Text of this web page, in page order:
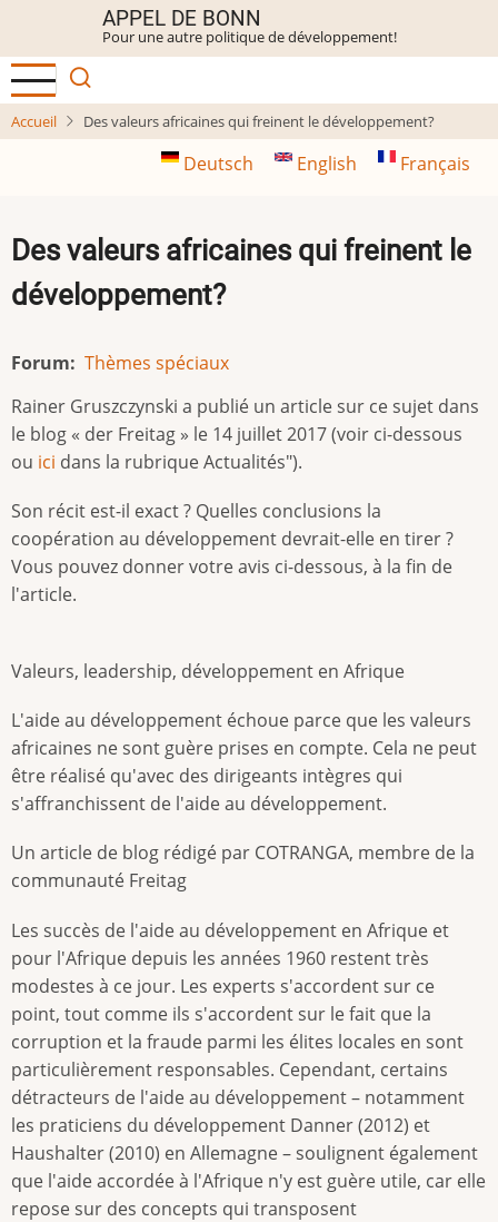
contenu
principal
APPEL DE BONN
Pour une autre politique de développement!
Accueil Des valeurs africaines qui freinent le développement?
Deutsch English Français
Des valeurs africaines qui freinent le
développement?
Forum
Thèmes spéciaux
Rainer Gruszczynski a publié un article sur ce sujet dans
le blog « der Freitag » le 14 juillet 2017 (voir ci-dessous
ou ici dans la rubrique Actualités").
Son récit est-il exact ? Quelles conclusions la
coopération au développement devrait-elle en tirer ?
Vous pouvez donner votre avis ci-dessous, à la fin de
l'article.
Valeurs, leadership, développement en Afrique
L'aide au développement échoue parce que les valeurs
africaines ne sont guère prises en compte. Cela ne peut
être réalisé qu'avec des dirigeants intègres qui
s'affranchissent de l'aide au développement.
Un article de blog rédigé par COTRANGA, membre de la
communauté Freitag
Les succès de l'aide au développement en Afrique et
pour l'Afrique depuis les années 1960 restent très
modestes à ce jour. Les experts s'accordent sur ce
point, tout comme ils s'accordent sur le fait que la
corruption et la fraude parmi les élites locales en sont
particulièrement responsables. Cependant, certains
détracteurs de l'aide au développement – notamment
les praticiens du développement Danner (2012) et
Haushalter (2010) en Allemagne – soulignent également
que l'aide accordée à l'Afrique n'y est guère utile, car elle
repose sur des concepts qui transposent